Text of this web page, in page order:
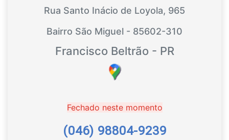
Rua Santo Inácio de Loyola, 965
Bairro São Miguel - 85602-310
Francisco Beltrão - PR
Fechado neste momento
(046) 98804-9239